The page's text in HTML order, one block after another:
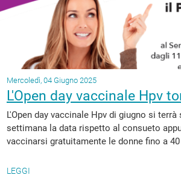
Mercoledì, 04 Giugno 2025
L'Open day vaccinale Hpv
L'Open day vaccinale Hpv di giugno si
settimana la data rispetto al consueto
vaccinarsi gratuitamente le donne fino a
LEGGI